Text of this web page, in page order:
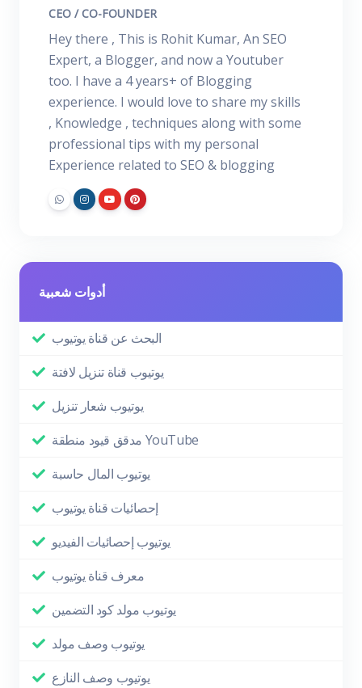
CEO / CO-FOUNDER
Hey there , This is Rohit Kumar, An SEO
Expert, a Blogger, and now a Youtuber
too. I have a 4 years+ of Blogging
experience. I would love to share my skills
, Knowledge , techniques along with some
professional tips with my personal
Experience related to SEO & blogging
أدوات شعبية
البحث عن قناة يوتيوب
يوتيوب قناة تنزيل لافتة
يوتيوب شعار تنزيل
مدقق قيود منطقة YouTube
يوتيوب المال حاسبة
إحصائيات قناة يوتيوب
يوتيوب إحصائيات الفيديو
معرف قناة يوتيوب
يوتيوب مولد كود التضمين
يوتيوب وصف مولد
يوتيوب وصف النازع